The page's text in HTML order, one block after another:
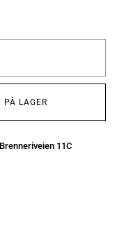
PÅ LAGER
Brenneriveien 11C